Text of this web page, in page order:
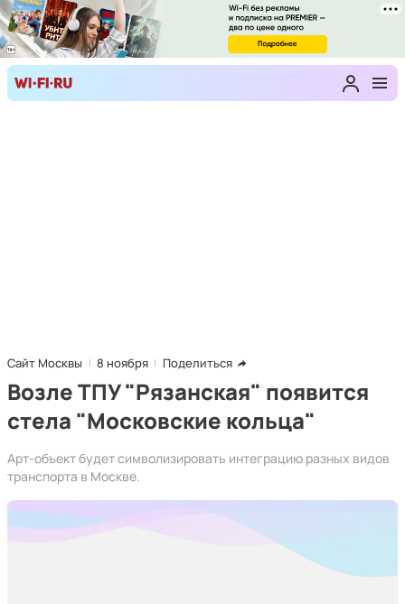
Сайт Москвы 8 ноября Поделиться
Возле ТПУ "Рязанская" появится
стела "Московские кольца"
Арт-объект будет символизировать интеграцию разных видов
транспорта в Москве.